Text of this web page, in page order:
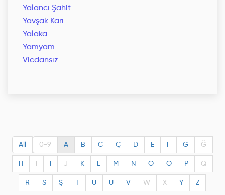
Yalancı Şahit
Yavşak Karı
Yalaka
Yamyam
Vicdansız
All 0-9 A B C Ç D E F G Ğ
H J K L M N O Ö P Q
R S Ş U Ü V W X Y Z